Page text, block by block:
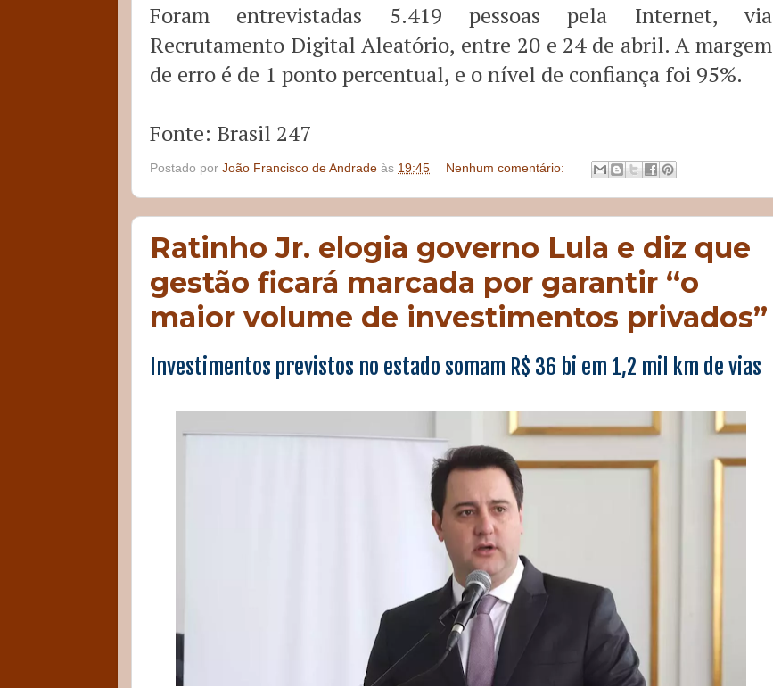
Foram entrevistadas 5.419 pessoas pela Internet, via
Recrutamento Digital Aleatório, entre 20 e 24 de abril. A margem
de erro é de 1 ponto percentual, e o nível de confiança foi 95%.
Fonte: Brasil 247
Postado por João Francisco de Andrade às 19:45 Nenhum comentário:
Ratinho Jr. elogia governo Lula e diz que
gestão ficará marcada por garantir “o
maior volume de investimentos privados”
Investimentos previstos no estado somam R$ 36 bi em 1,2 mil km de vias